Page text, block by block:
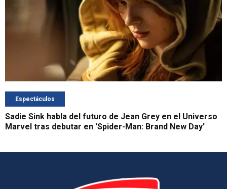
Espectáculos
Sadie Sink habla del futuro de Jean Grey en el Universo
Marvel tras debutar en 'Spider-Man: Brand New Day'